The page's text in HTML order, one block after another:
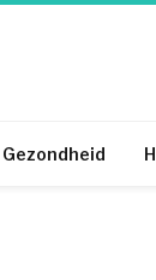
Gezondheid